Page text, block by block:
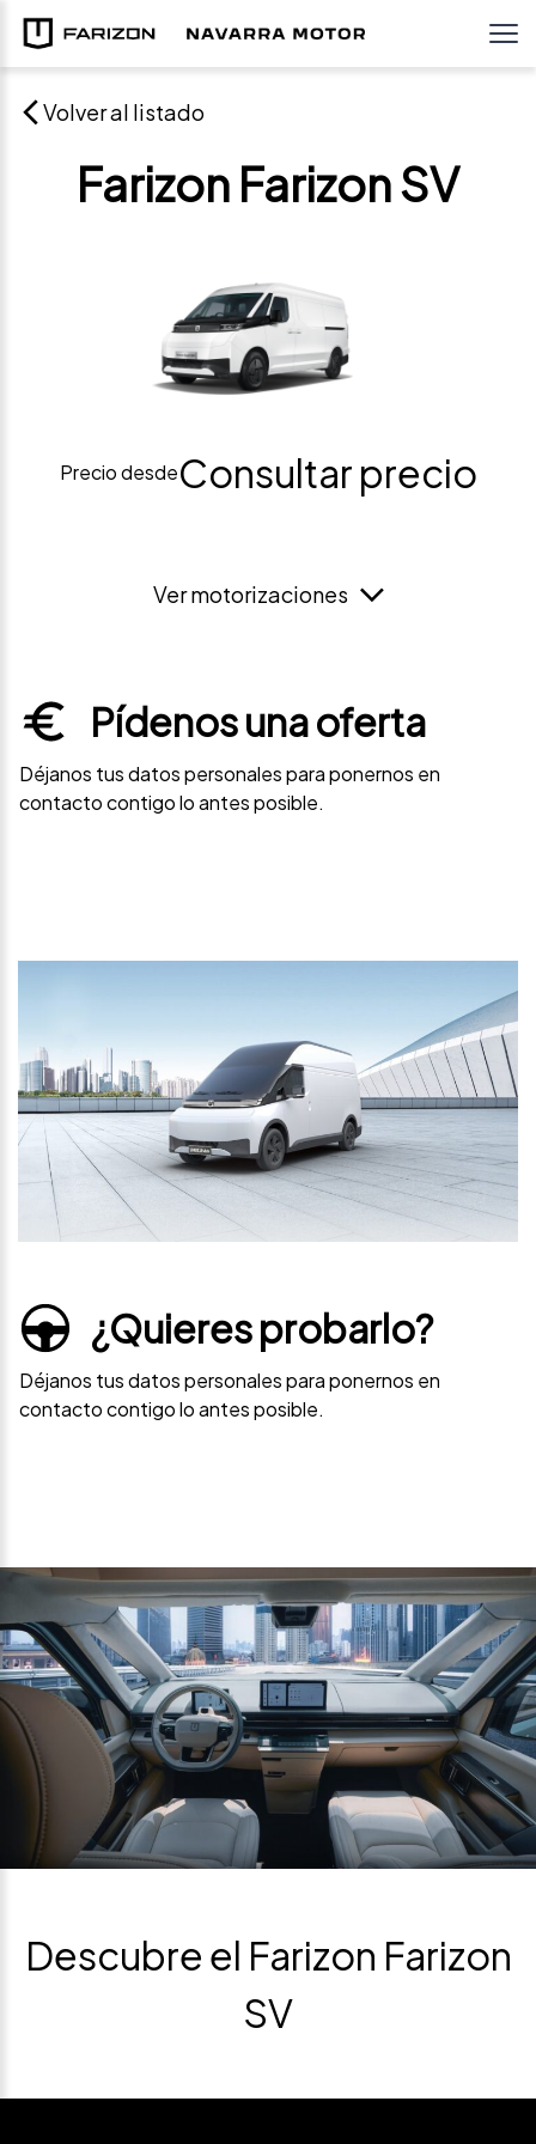
Volver al listado
Farizon Farizon SV
Precio desdeConsultar precio
Ver motorizaciones
Pídenos una oferta
Déjanos tus datos personales para ponernos en
contacto contigo lo antes posible.
¿Quieres probarlo?
Déjanos tus datos personales para ponernos en
contacto contigo lo antes posible.
Descubre el Farizon Farizon
SV